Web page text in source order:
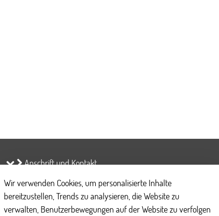
Anschrift und Kontakt
Öffnungszeiten
Weiterführende Informationen
Wir verwenden Cookies, um personalisierte Inhalte
bereitzustellen, Trends zu analysieren, die Website zu
verwalten, Benutzerbewegungen auf der Website zu verfolgen